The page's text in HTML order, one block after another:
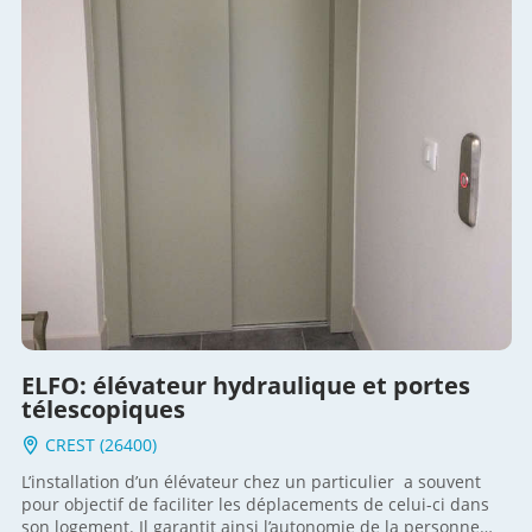
suivre ce lien
ELFO: élévateur hydraulique et portes
télescopiques
CREST (26400)
L’installation d’un élévateur chez un particulier a souvent
pour objectif de faciliter les déplacements de celui-ci dans
son logement. Il garantit ainsi l’autonomie de la personne